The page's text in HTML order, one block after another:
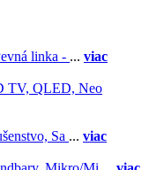
linka - ... viac
TV, QLED, Neo
Sa ... viac